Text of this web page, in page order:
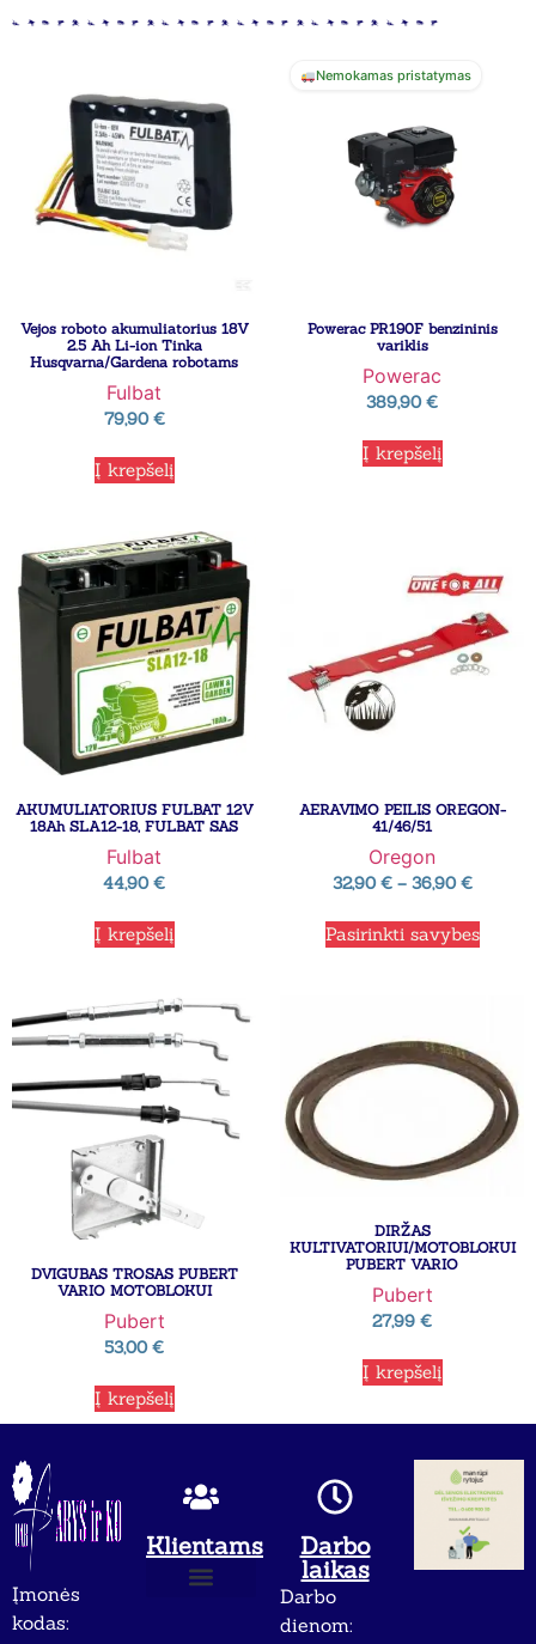
Vejos roboto akumuliatorius 18V
2.5 Ah Li-ion Tinka
Husqvarna/Gardena robotams
Fulbat
79,90€
Į krepšelį
Nemokamas pristatymas
Powerac PR190F benzininis
variklis
Powerac
389,90€
Į krepšelį
AKUMULIATORIUS FULBAT 12V
18Ah SLA12-18, FULBAT SAS
Fulbat
44,90€
Į krepšelį
AERAVIMO PEILIS OREGON-
41/46/51
Oregon
32,90€ – 36,90€
Pasirinkti savybes
DVIGUBAS TROSAS PUBERT
VARIO MOTOBLOKUI
Pubert
53,00€
Į krepšelį
DIRŽAS
KULTIVATORIUI/MOTOBLOKUI
PUBERT VARIO
Pubert
27,99 €
Į krepšelį
Įmonės
kodas:
Klientams
Darbo
laikas
Darbo
dienom: